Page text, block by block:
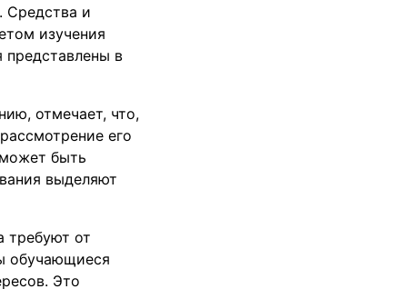
Средства и
изучения
представлены в
отмечает, что,
его
быть
выделяют
требуют от
обучающиеся
Это